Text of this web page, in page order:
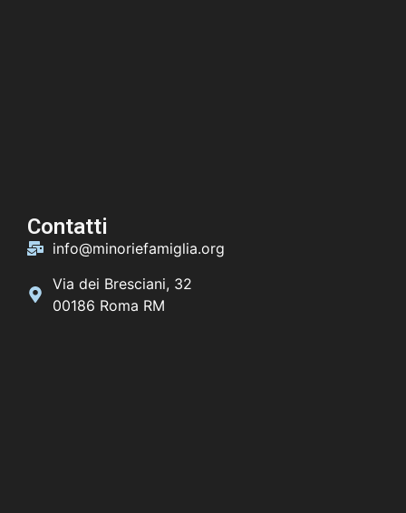
Contatti
info@minoriefamiglia.org
Via dei Bresciani, 32
00186 Roma RM